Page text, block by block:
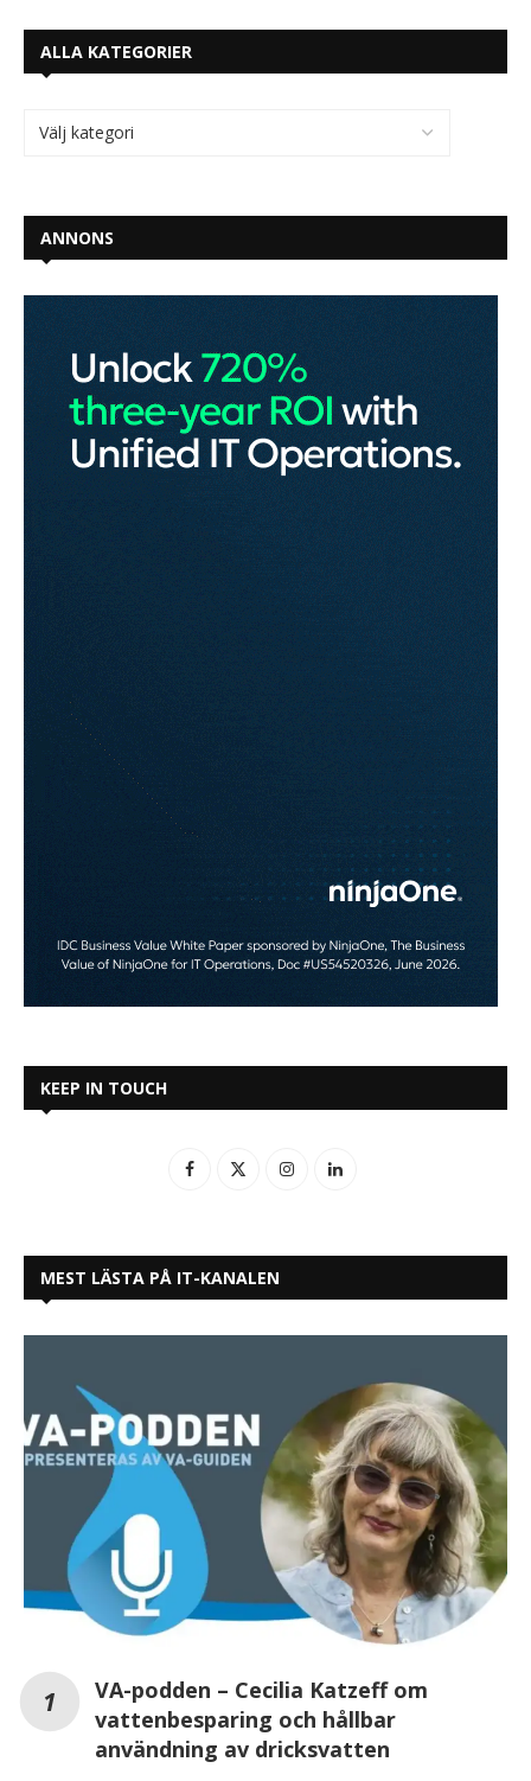
ALLA KATEGORIER
ANNONS
KEEP IN TOUCH
MEST LÄSTA PÅ IT-KANALEN
VA-podden – Cecilia Katzeff om
vattenbesparing och hållbar
användning av dricksvatten